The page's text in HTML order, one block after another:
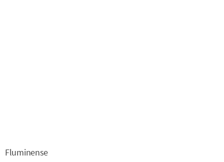
Fluminense